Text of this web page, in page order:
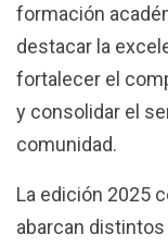
formación
destacar la
fortalecer el
y consolidar el
comunidad.
La edición 2025
abarcan